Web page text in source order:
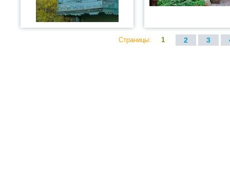
Страницы: 1 2 3